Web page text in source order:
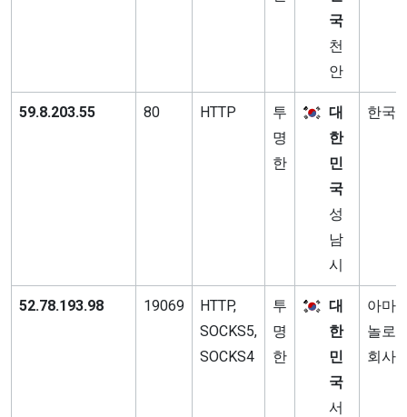
국
천
안
59.8.203.55 80 HTTP
투
명
한
대
한
민
국
성
남
시
한국
52.78.193.98 19069
HTTP,
SOCKS5,
SOCKS4
투
명
한
대
한
민
국
서
아마
놀로
회사